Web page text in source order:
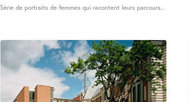
Série de portraits de femmes qui racontent leurs parcours...